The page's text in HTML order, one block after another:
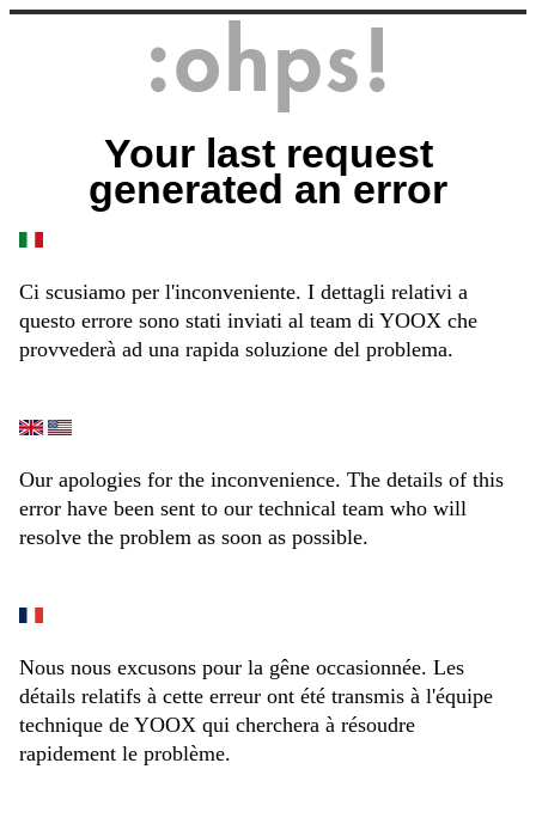
Your last request
generated an error
Ci scusiamo per l'inconveniente. I dettagli relativi a
questo errore sono stati inviati al team di YOOX che
provvederà ad una rapida soluzione del problema.
Our apologies for the inconvenience. The details of this
error have been sent to our technical team who will
resolve the problem as soon as possible.
Nous nous excusons pour la gêne occasionnée. Les
détails relatifs à cette erreur ont été transmis à l'équipe
technique de YOOX qui cherchera à résoudre
rapidement le problème.